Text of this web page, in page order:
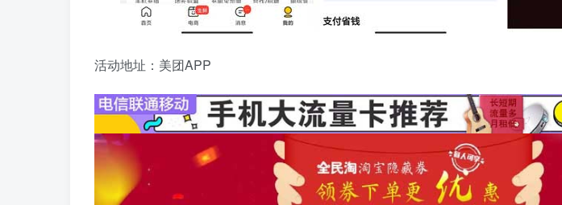
活动地址：美团APP